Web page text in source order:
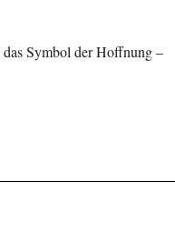
Symbol der Hoffnung –